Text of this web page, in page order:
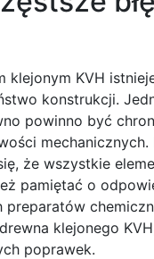
klejonym KVH
konstrukcji.
powinno być
że wszystkie
pamiętać o
preparatów
klejonego
poprawek.